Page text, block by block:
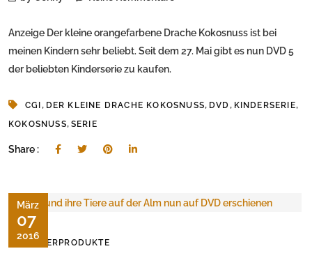
Anzeige Der kleine orangefarbene Drache Kokosnuss ist bei
meinen Kindern sehr beliebt. Seit dem 27. Mai gibt es nun DVD 5
der beliebten Kinderserie zu kaufen.
CGI, DER KLEINE DRACHE KOKOSNUSS, DVD, KINDERSERIE,
KOKOSNUSS, SERIE
Share :
März
07
2016
KINDERPRODUKTE